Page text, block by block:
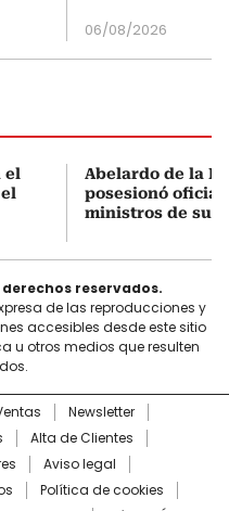
06/08/2026
el
Abelardo de la
posesionó
ministros de su
derechos reservados.
de las reproducciones y
accesibles desde este sitio
u otros medios que resulten
Newsletter
Alta de Clientes
Aviso legal
Política de cookies